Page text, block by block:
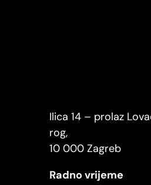
Ilica 14 – prolaz
rog,
10 000 Zagreb
Radno vrijeme